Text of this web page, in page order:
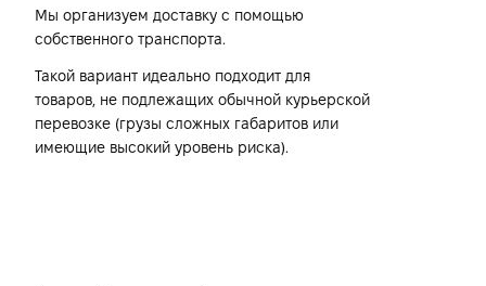
Мы организуем доставку с помощью
собственного транспорта.
Такой вариант идеально подходит для
товаров, не подлежащих обычной курьерской
перевозке (грузы сложных габаритов или
имеющие высокий уровень риска).